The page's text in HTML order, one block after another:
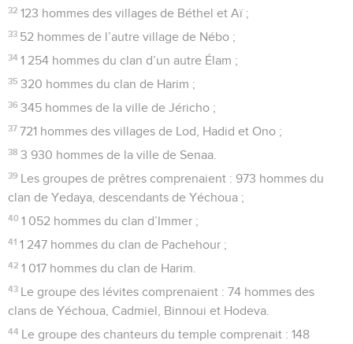
32 123 hommes des villages de Béthel et Aï ;
33 52 hommes de l’autre village de Nébo ;
34 1 254 hommes du clan d’un autre Élam ;
35 320 hommes du clan de Harim ;
36 345 hommes de la ville de Jéricho ;
37 721 hommes des villages de Lod, Hadid et Ono ;
38 3 930 hommes de la ville de Senaa.
39 Les groupes de prêtres comprenaient : 973 hommes du
clan de Yedaya, descendants de Yéchoua ;
40 1 052 hommes du clan d’Immer ;
41 1 247 hommes du clan de Pachehour ;
42 1 017 hommes du clan de Harim.
43 Le groupe des lévites comprenaient : 74 hommes des
clans de Yéchoua, Cadmiel, Binnoui et Hodeva.
44 Le groupe des chanteurs du temple comprenait : 148